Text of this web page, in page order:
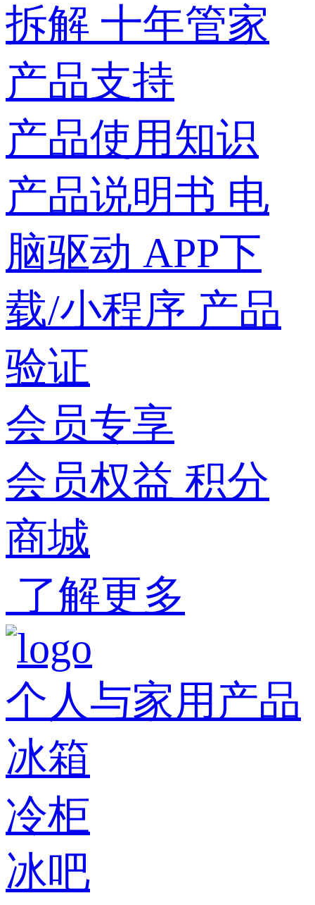
拆解 十年管家
产品支持
产品使用知识
产品说明书 电
脑驱动 APP下
载/小程序 产品
验证
会员专享
会员权益 积分
商城
了解更多
个人与家用产品
冰箱
冷柜
冰吧